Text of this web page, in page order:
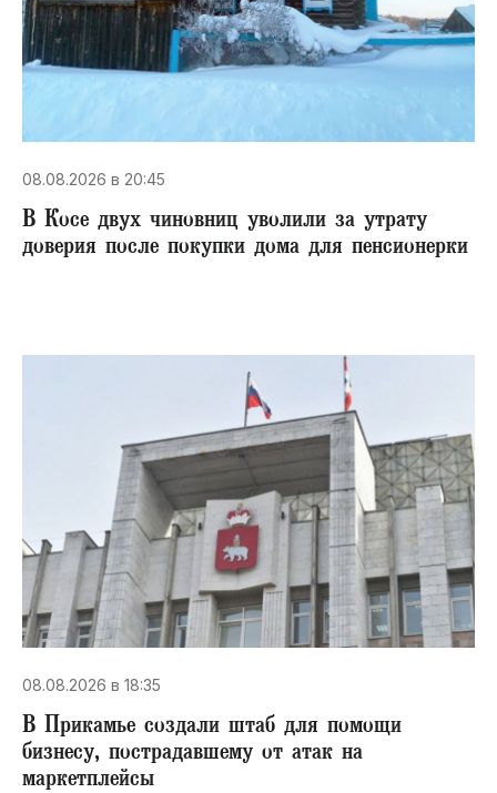
08.08.2026 в 20:45
В Косе двух чиновниц уволили за утрату
доверия после покупки дома для пенсионерки
08.08.2026 в 18:35
В Прикамье создали штаб для помощи
бизнесу, пострадавшему от атак на
маркетплейсы